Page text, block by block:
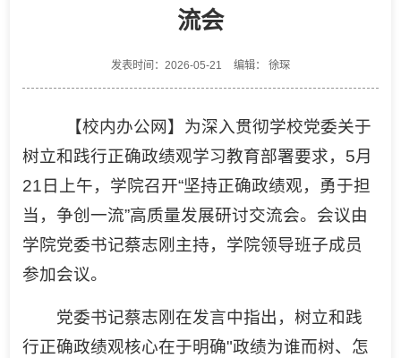
流会
发表时间：2026-05-21 编辑： 徐琛
【校内办公网】为深入贯彻学校党委关于
树立和践行正确政绩观学习教育部署要求，5月
21日上午，学院召开“坚持正确政绩观，勇于担
当，争创一流”高质量发展研讨交流会。会议由
学院党委书记蔡志刚主持，学院领导班子成员
参加会议。
党委书记蔡志刚在发言中指出，树立和践
行正确政绩观核心在于明确"政绩为谁而树、怎